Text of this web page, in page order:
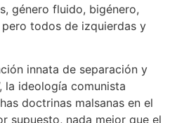
género fluido, bigénero,
todos de izquierdas y
innata de separación y
la ideología comunista
doctrinas malsanas en el
supuesto, nada mejor que el